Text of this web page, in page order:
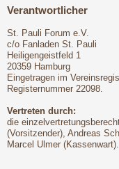
Verantwortlicher
St. Pauli Forum e.V.
c/o Fanladen St. Pauli
Heiligengeistfeld 1
20359 Hamburg
Eingetragen im
Registernummer 22098.
Vertreten durch:
die
(Vorsitzender), Andreas
Marcel Ulmer (Kassenwart).